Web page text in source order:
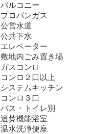
バルコニー
プロパンガス
公営水道
公共下水
エレベーター
敷地内ごみ置き場
ガスコンロ
コンロ２口以上
システムキッチン
コンロ３口
バス・トイレ別
追焚機能浴室
温水洗浄便座